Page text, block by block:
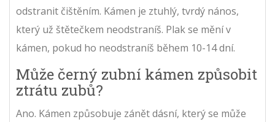
odstranit čištěním. Kámen je ztuhlý, tvrdý nános,
který už štětečkem neodstraníš. Plak se mění v
kámen, pokud ho neodstraníš během 10-14 dní.
Může černý zubní kámen způsobit
ztrátu zubů?
Ano. Kámen způsobuje zánět dásní, který se může